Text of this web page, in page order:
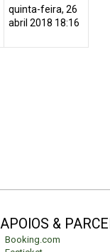
quinta-feira, 26
abril 2018 18:16
APOIOS &
Booking.com